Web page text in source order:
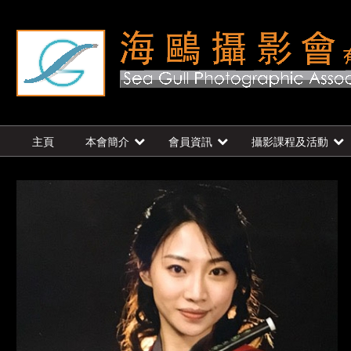
主頁 本會簡介 會員資訊 攝影課程及活動